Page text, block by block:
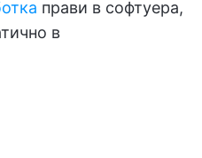
прави в софтуера,
в